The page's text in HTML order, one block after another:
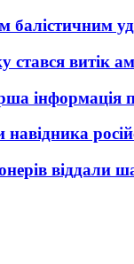
балістичним
стався витік
інформація
віддали